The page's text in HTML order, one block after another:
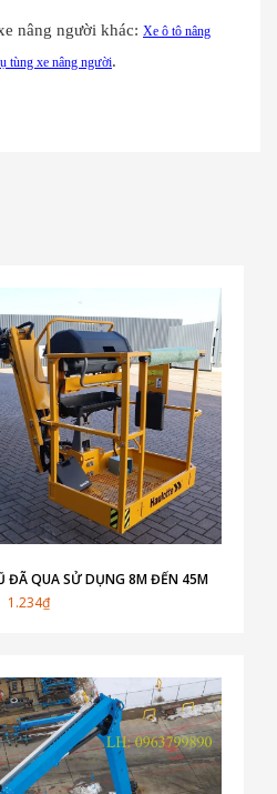
nâng người khác: Xe ô tô nâng
tùng xe nâng người.
ĐÃ QUA SỬ DỤNG 8M ĐẾN 45M
1.234₫